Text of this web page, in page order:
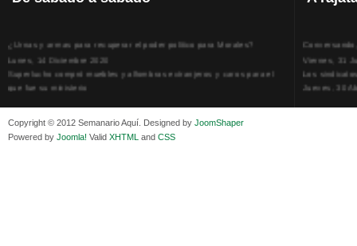
¿Urnas y armas para recuperar el poder político para Morales?
Superlucho compró muebles y alfombras extranjeros y caros para el
que fue su ministerio
Viernes, 11 Diciembre 2020
Medios de difusión, amigos y enemigos de Evo Morales
Jueves, 30
Copyright © 2012 Semanario Aquí. Designed by JoomShaper
Powered by Joomla! Valid XHTML and CSS